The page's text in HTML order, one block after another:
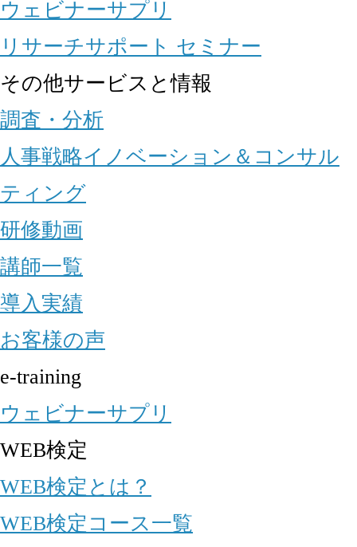
ウェビナーサプリ
リサーチサポート セミナー
その他サービスと情報
調査・分析
人事戦略イノベーション＆コンサル
ティング
研修動画
講師一覧
導入実績
お客様の声
e-training
ウェビナーサプリ
WEB検定
WEB検定とは？
WEB検定コース一覧